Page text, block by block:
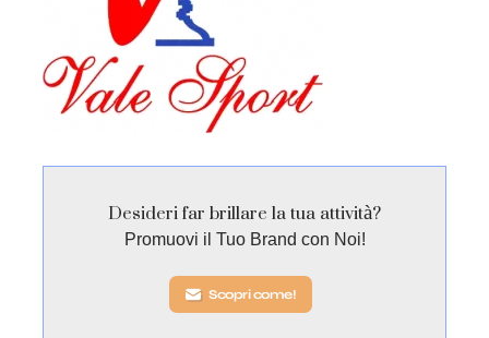
Desideri far brillare la tua attività?
Promuovi il Tuo Brand con Noi!
Scopri come!